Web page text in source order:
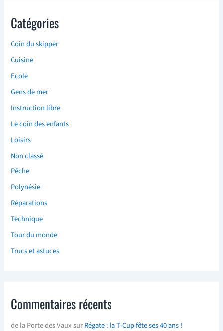
Catégories
Coin du skipper
Cuisine
Ecole
Gens de mer
Instruction libre
Le coin des enfants
Loisirs
Non classé
Pêche
Polynésie
Réparations
Technique
Tour du monde
Trucs et astuces
Commentaires récents
de la Porte des VauxsurRégate : la T-Cup fête ses 40 ans !